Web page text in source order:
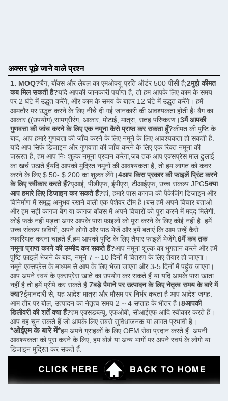
अक्सर पूछे जाने वाले प्रश्न
1. MOQ?बैग, बॉक्स और लेबल का एमओक्यू प्रति ऑर्डर 500 पीसी है;2मुझे कीमत
कब मिल सकती है?यदि आपकी जानकारी पर्याप्त है, तो हम आपके लिए काम के समय
पर 2 घंटे में उद्धृत करेंगे, और काम के समय के बाहर 12 घंटे में उद्धृत करेंगे। हमें
आमतौर पर उद्धृत करने के लिए नीचे दी गई जानकारी की आवश्यकता होती हैः बैग का
आकार ((उपयोग),सामग्रीरंग, आकार, मोटाई, मात्रा, सतह परिष्करण।3मैं आपकी
गुणवत्ता की जांच करने के लिए एक नमूना कैसे प्राप्त कर सकता हूँ?कीमत की पुष्टि के
बाद, आप हमारे गुणवत्ता की जाँच करने के लिए नमूने के लिए आवश्यकता हो सकती है.
यदि आप सिर्फ डिजाइन और गुणवत्ता की जाँच करने के लिए एक रिक्त नमूना की
जरूरत है, हम आप निः शुल्क नमूना प्रदान करेगा,जब तक आप एक्सप्रेस माल ढुलाई
का खर्च उठाते हैंयदि आपको मुद्रित नमूनों की आवश्यकता है, तो हम लागत को कवर
करने के लिए $ 50- $ 200 का शुल्क लेंगे।4आप किस प्रकार की फाइलें प्रिंट करने
के लिए स्वीकार करते हैं?एआई, पीडीएफ, ईपीएस, टीआईएफ, उच्च संकल्प JPG5क्या
आप हमारे लिए डिजाइन कर सकते हैं?हां, हमारे पास कागज की पैकेजिंग डिजाइन और
विनिर्माण में समृद्ध अनुभव रखने वाली एक पेशेवर टीम है।बस हमें अपने विचार बताओ
और हम सही कागज बैग या कागज बॉक्स में अपने विचारों को पूरा करने में मदद मिलेगी.
कोई फर्क नहीं पड़ता अगर आपके पास फ़ाइलों को पूरा करने के लिए कोई नहीं है. हमें
उच्च संकल्प छवियों, अपने लोगो और पाठ भेजें और हमें बताएं कि आप उन्हें कैसे
व्यवस्थित करना चाहते हैं.हम आपको पुष्टि के लिए तैयार फाइलें भेजेंगे.6मैं कब तक
नमूना प्राप्त करने की उम्मीद कर सकते हैं?आप नमूना शुल्क का भुगतान करने और हमें
पुष्टि फ़ाइलें भेजने के बाद, नमूने 7 ~ 10 दिनों में वितरण के लिए तैयार हो जाएगा।
नमूने एक्सप्रेस के माध्यम से आप के लिए भेजा जाएगा और 3-5 दिनों में पहुंच जाएगा।
आप अपने स्वयं के एक्सप्रेस खाते का उपयोग कर सकते हैं या यदि आपके पास खाता
नहीं है तो हमें प्रीपे कर सकते हैं.7बड़े पैमाने पर उत्पादन के लिए नेतृत्व समय के बारे में
क्या?ईमानदारी से, यह आदेश मात्रा और मौसम पर निर्भर करता है आप आदेश जगह.
आम तौर पर बोल, उत्पादन का नेतृत्व समय 2 ~ 4 सप्ताह के भीतर है।8आपकी
डिलीवरी की शर्तें क्या हैं?हम एक्सडब्ल्यू, एफओबी, सीआईएफ आदि स्वीकार करते हैं।
आप वह चुन सकते हैं जो आपके लिए सबसे सुविधाजनक या लागत प्रभावी है।
*ओईएम के बारे में*हम अपने ग्राहकों के लिए OEM सेवा प्रदान करते हैं. अपनी
आवश्यकता को पूरा करने के लिए, हम बोर्ड या अन्य भागों पर अपने स्वयं के लोगो या
डिजाइन मुद्रित कर सकते हैं.